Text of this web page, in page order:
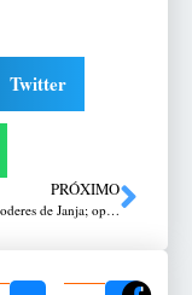
Twitter
PRÓXIMO
Lula amplia poderes de Janja; oposição busca derrubar decreto